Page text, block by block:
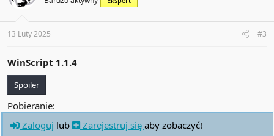
13 Luty 2025 #3
WinScript 1.1.4
Spoiler
Pobieranie:
Zaloguj lub Zarejestruj się aby zobaczyć!